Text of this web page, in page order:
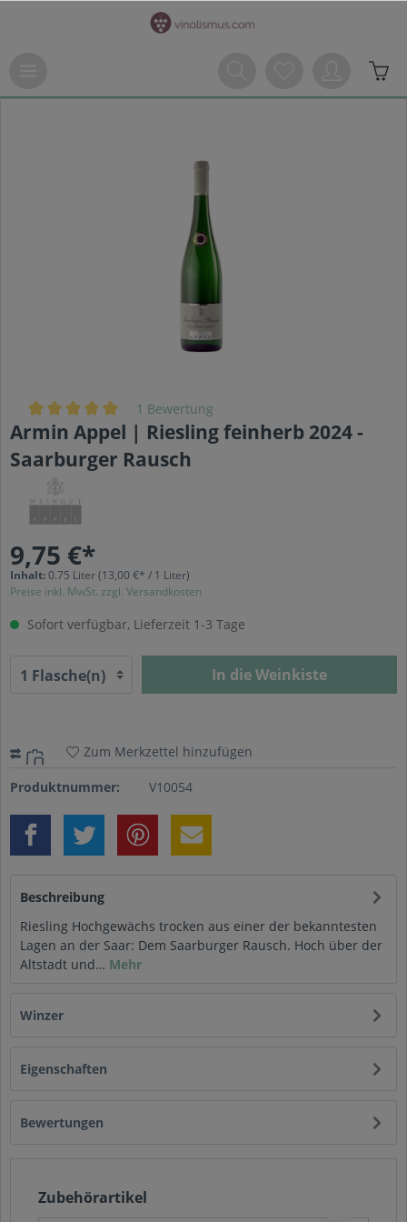
1 Bewertung
Armin Appel | Riesling feinherb 2024 -
Saarburger Rausch
9,75 €*
Inhalt:0.75 Liter(13,00 €* / 1 Liter)
Preise inkl. MwSt. zzgl. Versandkosten
Sofort verfügbar, Lieferzeit 1-3 Tage
In die Weinkiste
Zum Merkzettel hinzufügen
Produktnummer: V10054
Beschreibung
Riesling Hochgewächs trocken aus einer der bekanntesten
Lagen an der Saar: Dem Saarburger Rausch. Hoch über der
Altstadt und… Mehr
Winzer
Eigenschaften
Bewertungen
Zubehörartikel